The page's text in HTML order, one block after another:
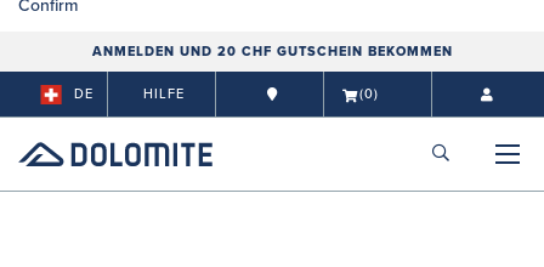
Confirm
ANMELDEN UND 20 CHF GUTSCHEIN BEKOMMEN
DE HILFE (0)